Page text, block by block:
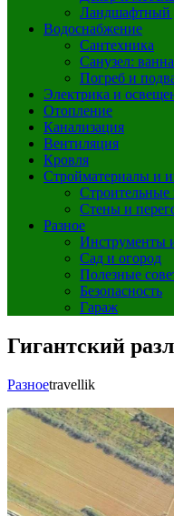
Ландшафтный
Водоснабжение
Сантехника
Санузел:
Погреб и
Электрика и
Отопление
Канализация
Вентиляция
Кровля
Стройматериалы и
Строительные
Стены и
Разное
Инструменты
Сад и огород
Полезные
Безопасность
Гараж
Гигантский
Разноеtravellik